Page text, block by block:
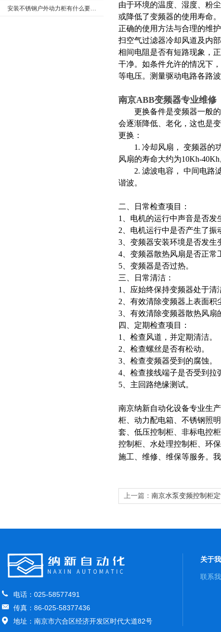
安装不锈钢户外动力柜有什么要求呢
由于环境的温度、湿度、粉
或降低了变频器的使用寿命
正确的使用方法与合理的维
扫空气过滤器冷却风道及内
相间电阻是否有短路现象，
干净。如条件允许的情况下
等电压。测量驱动电路各路
南京ABB变频器专业维修
更换备件是变频器一般的
会逐渐降低、老化，这也是
更换：
1. 冷却风扇， 变频器的功
风扇的寿命大约为10Kh-
2. 滤波电容， 中间电路滤
谐波。
二、日常检查项目：
1、电机的运行中声音是否发
2、电机运行中是否产生了振
3、变频器安装环境是否发生
4、变频器散热风扇是否正常
5、变频器是否过热。
三、日常清洁：
1、应始终保持变频器处于清
2、有效清除变频器上表面
3、有效清除变频器散热风扇
四、定期检查项目：
1、检查风道，并定期清洁。
2、检查螺丝是否有松动。
3、检查变频器受到的腐蚀。
4、检查接线端子是否受到拉
5、主回路绝缘测试。
南京纳新自动化设备专业生
柜、动力配电箱、不锈钢照
套、低压控制柜、非标电控
控制柜、水处理控制柜、环
施工、维修、维保等服务。
上一篇： 南京水泵变频控制柜
电话：025-58577491
传真：86-025-58377436
地址：南京市六合区经济开发区时代大道82号
关于
联系